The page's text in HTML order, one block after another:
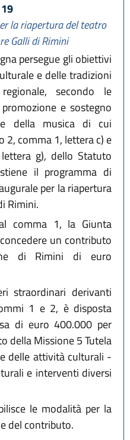
la riapertura del teatro
Galli di Rimini
persegue gli obiettivi
e delle tradizioni
secondo le
e sostegno
della musica di cui
comma 1, lettera c) e
g), dello Statuto
il programma di
per la riapertura
Rimini.
comma 1, la Giunta
un contributo
di Rimini di euro
straordinari derivanti
1 e 2, è disposta
di euro 400.000 per
della Missione 5 Tutela
delle attività culturali -
e interventi diversi
le modalità per la
del contributo.